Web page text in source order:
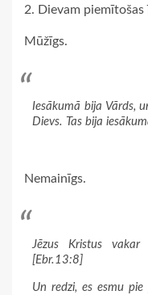
2. Dievam piemītošas
Mūžīgs.
Iesākumā bija Vārds,
Dievs. Tas bija
Nemainīgs.
Jēzus Kristus
[Ebr.13:8]
Un redzi, es esmu